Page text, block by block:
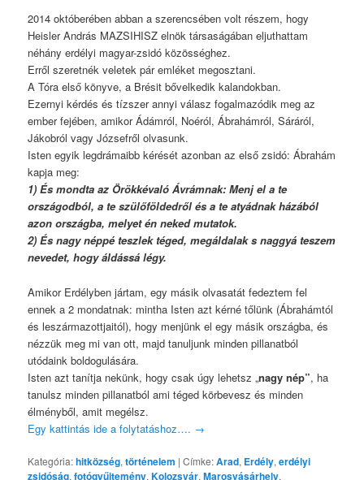
2014 októberében abban a szerencsében volt részem, hogy
Heisler András MAZSIHISZ elnök társaságában eljuthattam
néhány erdélyi magyar-zsidó közösséghez.
Erről szeretnék veletek pár emléket megosztani.
A Tóra első könyve, a Brésit bővelkedik kalandokban.
Ezernyi kérdés és tízszer annyi válasz fogalmazódik meg az
ember fejében, amikor Ádámról, Noéról, Ábrahámról, Sáráról,
Jákobról vagy Józsefről olvasunk.
Isten egyik legdrámaibb kérését azonban az első zsidó: Ábrahám
kapja meg:
1) És mondta az Örökkévaló Ávrámnak: Menj el a te
országodból, a te szülőföldedről és a te atyádnak házából
azon országba, melyet én neked mutatok.
2) És nagy néppé teszlek téged, megáldalak s naggyá teszem
nevedet, hogy áldássá légy.
Amikor Erdélyben jártam, egy másik olvasatát fedeztem fel
ennek a 2 mondatnak: mintha Isten azt kérné tőlünk (Ábrahámtól
és leszármazottjaitól), hogy menjünk el egy másik országba, és
nézzük meg mi van ott, majd tanuljunk minden pillanatból
utódaink boldogulására.
Isten azt tanítja nekünk, hogy csak úgy lehetsz „nagy nép”, ha
tanulsz minden pillanatból ami téged körbevesz és minden
élményből, amit megélsz.
Egy kattintás ide a folytatáshoz…. →
Kategória:hitközség,történelem |Címke:Arad, Erdély,erdélyi
zsidóság,fotógyűjtemény,Kolozsvár,Marosvásárhely,